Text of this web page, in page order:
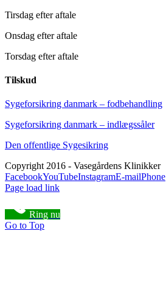
Tirsdag efter aftale
Onsdag efter aftale
Torsdag efter aftale
Tilskud
Sygeforsikring danmark – fodbehandling
Sygeforsikring danmark – indlægssåler
Den offentlige Sygesikring
Copyright 2016 - Vasegårdens Klinikker
FacebookYouTubeInstagramE-mailPhone
Page load link
Ring nu
Go to Top